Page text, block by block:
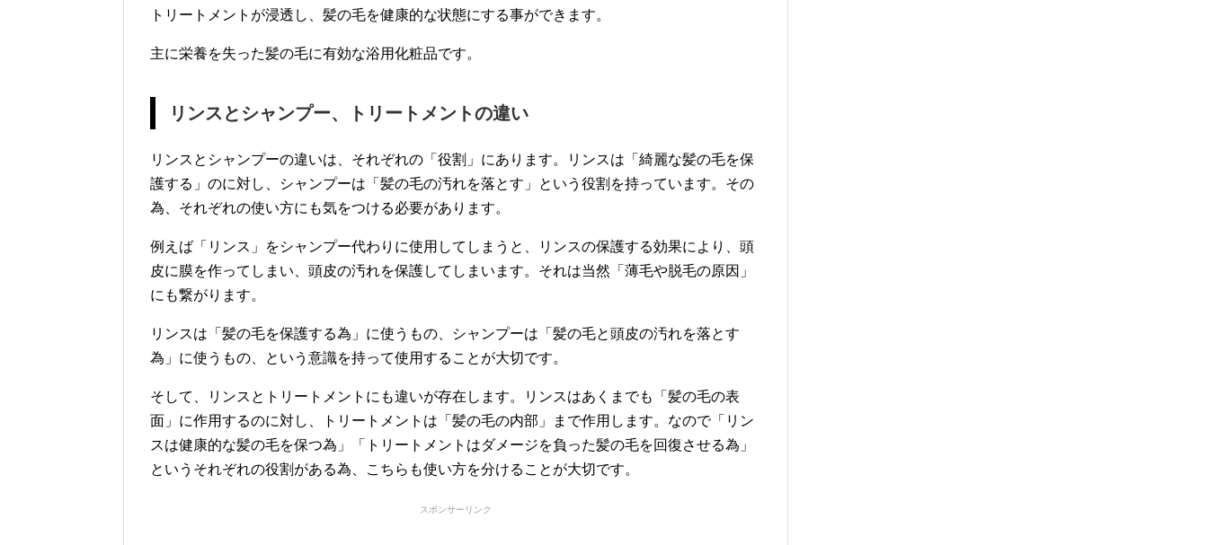
トリートメントが浸透し、髪の毛を健康的な状態にする事ができます。
主に栄養を失った髪の毛に有効な浴用化粧品です。
リンスとシャンプー、トリートメントの違い
リンスとシャンプーの違いは、それぞれの「役割」にあります。リンスは「綺麗な髪の毛を保
護する」のに対し、シャンプーは「髪の毛の汚れを落とす」という役割を持っています。その
為、それぞれの使い方にも気をつける必要があります。
例えば「リンス」をシャンプー代わりに使用してしまうと、リンスの保護する効果により、頭
皮に膜を作ってしまい、頭皮の汚れを保護してしまいます。それは当然「薄毛や脱毛の原因」
にも繋がります。
リンスは「髪の毛を保護する為」に使うもの、シャンプーは「髪の毛と頭皮の汚れを落とす
為」に使うもの、という意識を持って使用することが大切です。
そして、リンスとトリートメントにも違いが存在します。リンスはあくまでも「髪の毛の表
面」に作用するのに対し、トリートメントは「髪の毛の内部」まで作用します。なので「リン
スは健康的な髪の毛を保つ為」「トリートメントはダメージを負った髪の毛を回復させる為」
というそれぞれの役割がある為、こちらも使い方を分けることが大切です。
スポンサーリンク